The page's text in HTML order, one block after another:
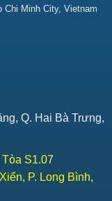
Chi Minh City, Vietnam
Q. Hai Bà Trưng,
S1.07
P. Long Bình,